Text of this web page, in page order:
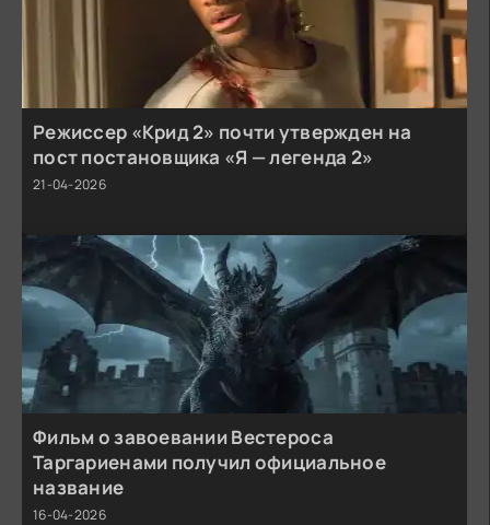
Режиссер «Крид 2» почти утвержден на
пост постановщика «Я — легенда 2»
21-04-2026
Фильм о завоевании Вестероса
Таргариенами получил официальное
название
16-04-2026